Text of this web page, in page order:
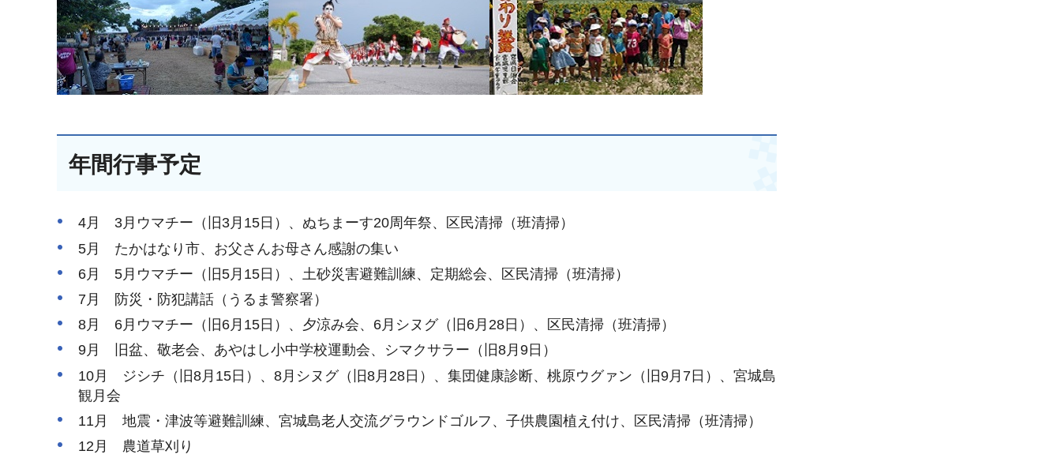
年間行事予定
4月 3月ウマチー（旧3月15日）、ぬちまーす20周年祭、区民清掃（班清掃）
5月 たかはなり市、お父さんお母さん感謝の集い
6月 5月ウマチー（旧5月15日）、土砂災害避難訓練、定期総会、区民清掃（班清掃）
7月 防災・防犯講話（うるま警察署）
8月 6月ウマチー（旧6月15日）、夕涼み会、6月シヌグ（旧6月28日）、区民清掃（班清掃）
9月 旧盆、敬老会、あやはし小中学校運動会、シマクサラー（旧8月9日）
10月 ジシチ（旧8月15日）、8月シヌグ（旧8月28日）、集団健康診断、桃原ウグァン（旧9月7日）、宮城島
観月会
11月 地震・津波等避難訓練、宮城島老人交流グラウンドゴルフ、子供農園植え付け、区民清掃（班清掃）
12月 農道草刈り